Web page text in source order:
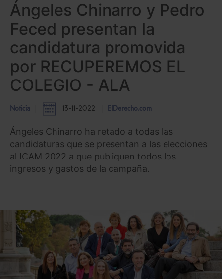
Ángeles Chinarro y Pedro
Feced presentan la
candidatura promovida
por RECUPEREMOS EL
COLEGIO - ALA
Noticia 13-11-2022 ElDerecho.com
Ángeles Chinarro ha retado a todas las
candidaturas que se presentan a las elecciones
al ICAM 2022 a que publiquen todos los
ingresos y gastos de la campaña.